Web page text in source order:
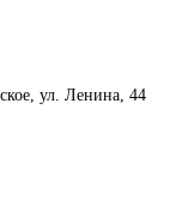
ул. Ленина, 44